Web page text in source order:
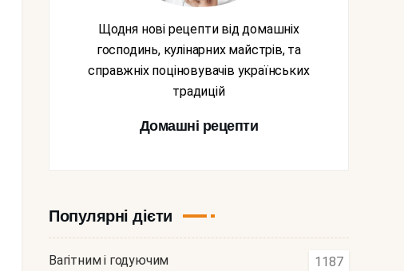
Щодня нові рецепти від домашніх
господинь, кулінарних майстрів, та
справжніх поціновувачів українських
традицій
Домашні рецепти
Популярні дієти
Вагітним і годуючим 1187